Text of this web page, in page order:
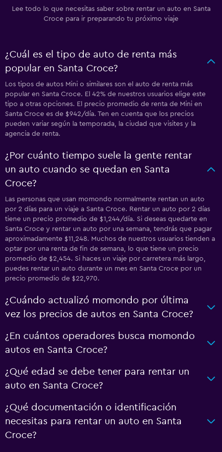
Lee todo lo que necesitas saber sobre rentar un auto en Santa
Croce para ir preparando tu próximo viaje
¿Cuál es el tipo de auto de renta más
popular en Santa Croce?
Los tipos de autos Mini o similares son el auto de renta más
popular en Santa Croce. El 42% de nuestros usuarios elige este
tipo a otras opciones. El precio promedio de renta de Mini en
Santa Croce es de $942/día. Ten en cuenta que los precios
pueden variar según la temporada, la ciudad que visites y la
agencia de renta.
¿Por cuánto tiempo suele la gente rentar
un auto cuando se quedan en Santa
Croce?
Las personas que usan momondo normalmente rentan un auto
por 2 días para un viaje a Santa Croce. Rentar un auto por 2 días
tiene un precio promedio de $1,244/día. Si deseas quedarte en
Santa Croce y rentar un auto por una semana, tendrás que pagar
aproximadamente $11,248. Muchos de nuestros usuarios tienden a
optar por una renta de fin de semana, lo que tiene un precio
promedio de $2,454. Si haces un viaje por carretera más largo,
puedes rentar un auto durante un mes en Santa Croce por un
precio promedio de $22,970.
¿Cuándo actualizó momondo por última
vez los precios de autos en Santa Croce?
¿En cuántos operadores busca momondo
autos en Santa Croce?
¿Qué edad se debe tener para rentar un
auto en Santa Croce?
¿Qué documentación o identificación
necesitas para rentar un auto en Santa
Croce?